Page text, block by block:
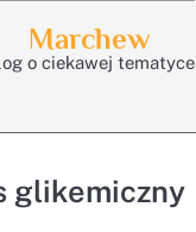
Marchew
o ciekawej tematyce
glikemiczny